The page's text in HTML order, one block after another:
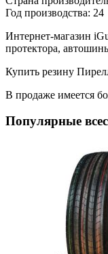
Год производства: 24
Интернет-магазин
протектора,
Купить резину
В продаже имеется
Популярные